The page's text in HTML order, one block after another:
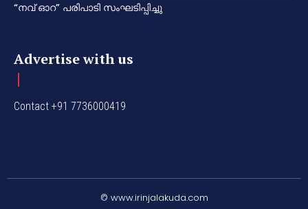
“നവ് ഓറ” പരിപാടി സംഘടിപ്പിച്ചു
Advertise with us
Contact +91 7736000419
© www.irinjalakuda.com